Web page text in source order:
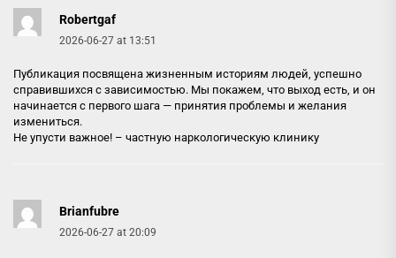
Robertgaf
2026-06-27 at 13:51
Публикация посвящена жизненным историям людей, успешно
справившихся с зависимостью. Мы покажем, что выход есть, и он
начинается с первого шага — принятия проблемы и желания
измениться.
Не упусти важное! – частную наркологическую клинику
Brianfubre
2026-06-27 at 20:09